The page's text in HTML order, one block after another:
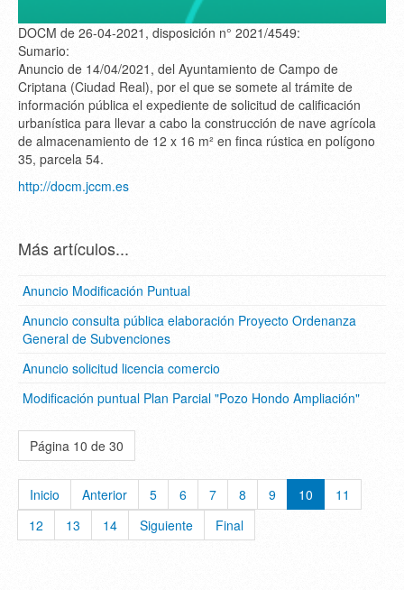
DOCM de 26-04-2021, disposición n° 2021/4549:
Sumario:
Anuncio de 14/04/2021, del Ayuntamiento de Campo de
Criptana (Ciudad Real), por el que se somete al trámite de
información pública el expediente de solicitud de calificación
urbanística para llevar a cabo la construcción de nave agrícola
de almacenamiento de 12 x 16 m² en finca rústica en polígono
35, parcela 54.
http://docm.jccm.es
Más artículos...
Anuncio Modificación Puntual
Anuncio consulta pública elaboración Proyecto Ordenanza
General de Subvenciones
Anuncio solicitud licencia comercio
Modificación puntual Plan Parcial "Pozo Hondo Ampliación"
Página 10 de 30
Inicio Anterior 5 6 7 8 9 10
11
12
13 14 Siguiente Final